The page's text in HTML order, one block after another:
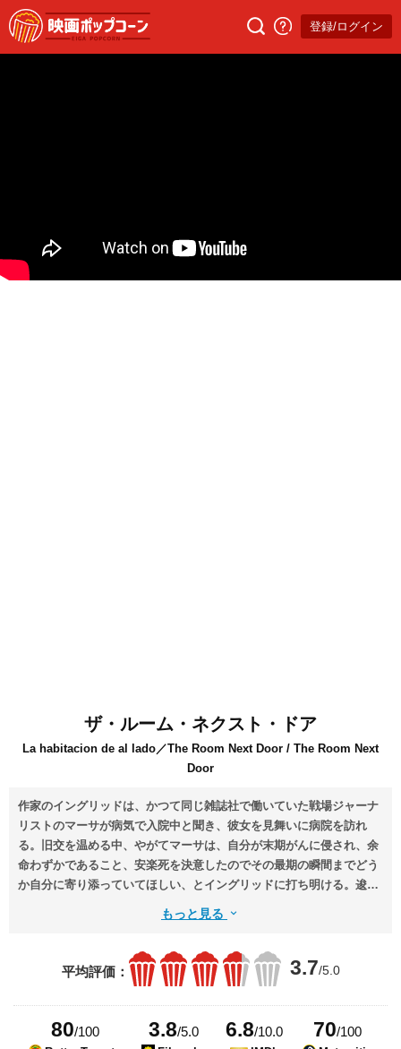
登録/ログイン
ザ・ルーム・ネクスト・ドア
La habitacion de al lado／The Room Next Door / The Room Next
Door
作家のイングリッドは、かつて同じ雑誌社で働いていた戦場ジャーナ
リストのマーサが病気で入院中と聞き、彼女を見舞いに病院を訪れ
る。旧交を温める中、やがてマーサは、自分が末期がんに侵され、余
命わずかであること、安楽死を決意したのでその最期の瞬間までどう
か自分に寄り添っていてほしい、とイングリッドに打ち明ける。逡巡
の中の小屋で共同生活を始める。
もっと見る
平均評価： 3.7/5.0
80/100 3.8/5.0 6.8/10.0 70/100